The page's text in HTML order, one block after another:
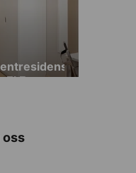
El Faro
oss